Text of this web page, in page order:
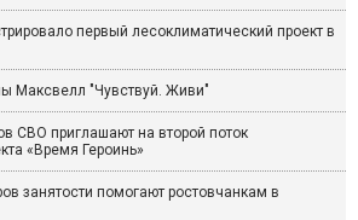
первый лесоклиматический проект в
Максвелл "Чувствуй. Живи"
СВО приглашают на второй поток
«Время Героинь»
занятости помогают ростовчанкам в